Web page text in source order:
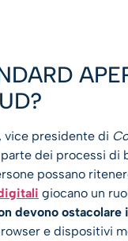
, vice presidente di
dei processi di
possano
giocano un
devono ostacolare
e dispositivi